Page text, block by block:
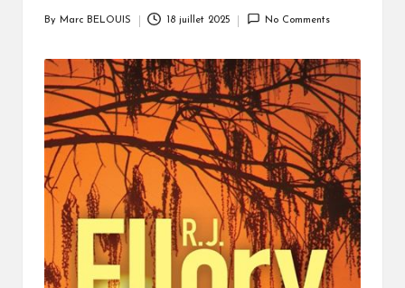
By Marc BELOUIS 18 juillet 2025 No Comments